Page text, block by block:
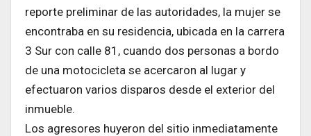
reporte preliminar de las autoridades, la mujer se
encontraba en su residencia, ubicada en la carrera
3 Sur con calle 81, cuando dos personas a bordo
de una motocicleta se acercaron al lugar y
efectuaron varios disparos desde el exterior del
inmueble.
Los agresores huyeron del sitio inmediatamente